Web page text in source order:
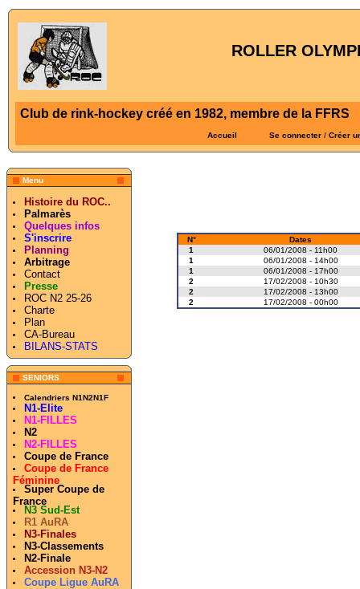
ROLLER
Club de rink-hockey créé en 1982, membre de la FFRS
Accueil Se connecter / Créer
Menu
Histoire du ROC..
Palmarès
Quelques infos
S'inscrire
Planning
Arbitrage
Contact
Presse
ROC N2 25-26
Charte
Plan
CA-Bureau
BILANS-STATS
SENIORS
Calendriers N1N2N1F
N1-Elite
N1-FILLES
N2
N2-FILLES
Coupe de France
Coupe de France
Féminine
Super Coupe de
France
N3 Sud-Est
R1 AuRA
N3-Finales
N3-Classements
N2-Finale
Accession N3-N2
Coupe Ligue AuRA
N°
Dates
1
06/01/2008 - 11h00
1
06/01/2008 - 14h00
1
06/01/2008 - 17h00
2
17/02/2008 - 10h30
2
17/02/2008 - 13h00
2
17/02/2008 - 00h00